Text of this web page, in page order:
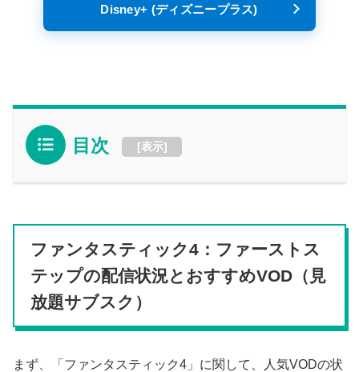
Disney+ (ディズニープラス)
目次 [表示]
ファンタスティック4：ファーストス
テップの配信状況とおすすめVOD（見
放題サブスク）
まず、「ファンタスティック4」に関して、人気VODの状